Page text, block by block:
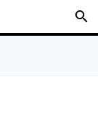
search